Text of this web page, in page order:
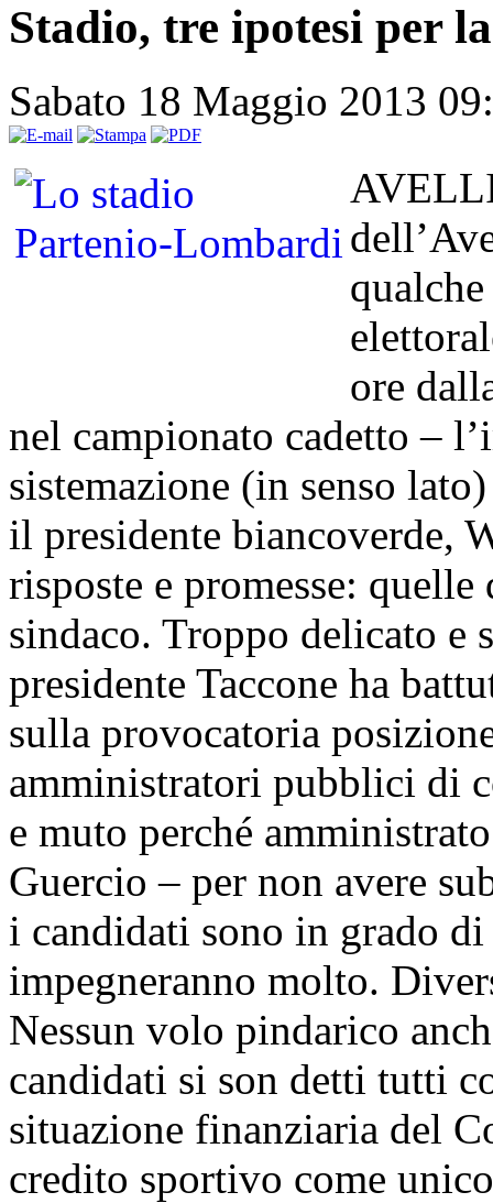
Stadio, tre ipotesi per
Sabato 18 Maggio 2013
ore
nel campionato cadetto –
sistemazione (in senso
il presidente biancoverde,
risposte e promesse:
sindaco. Troppo delicato e
presidente Taccone ha
sulla provocatoria
amministratori pubblici di
e muto perché
Guercio – per non avere
i candidati sono in grado
impegneranno molto.
Nessun volo pindarico
candidati si son detti tutti
situazione finanziaria del
credito sportivo come